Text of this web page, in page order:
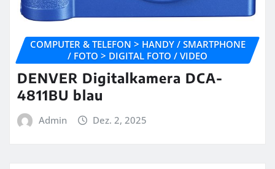
COMPUTER & TELEFON > HANDY / SMARTPHONE
/ FOTO > DIGITAL FOTO / VIDEO
DENVER Digitalkamera DCA-
4811BU blau
Admin Dez. 2, 2025